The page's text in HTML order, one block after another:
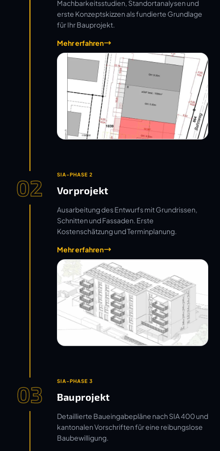
Machbarkeitsstudien, Standortanalysen und
erste Konzeptskizzen als fundierte Grundlage
für Ihr Bauprojekt.
Mehr erfahren
02 SIA-PHASE 2
Vorprojekt
Ausarbeitung des Entwurfs mit Grundrissen,
Schnitten und Fassaden. Erste
Kostenschätzung und Terminplanung.
Mehr erfahren
03 SIA-PHASE 3
Bauprojekt
Detaillierte Baueingabepläne nach SIA 400 und
kantonalen Vorschriften für eine reibungslose
Baubewilligung.